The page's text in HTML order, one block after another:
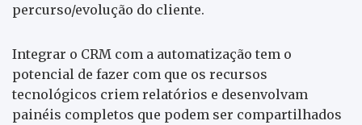
percurso/evolução do cliente.
Integrar o CRM com a automatização tem o
potencial de fazer com que os recursos
tecnológicos criem relatórios e desenvolvam
painéis completos que podem ser compartilhados